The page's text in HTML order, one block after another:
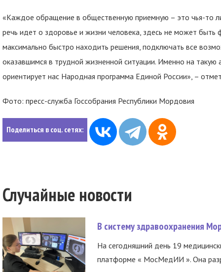
«Каждое обращение в общественную приемную – это чья-то
речь идет о здоровье и жизни человека, здесь не может
максимально быстро находить решения, подключать все
оказавшимся в трудной жизненной ситуации. Именно на
ориентирует нас Народная программа Единой России», –
Фото: пресс-служба Госсобрания Республики Мордовия
Поделиться в соц. сетях:
Случайные новости
В систему здравоохранения
На сегодняшний день 19
платформе « МосМедИИ ». Она